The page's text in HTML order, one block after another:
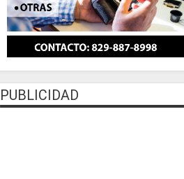
PUBLICIDAD